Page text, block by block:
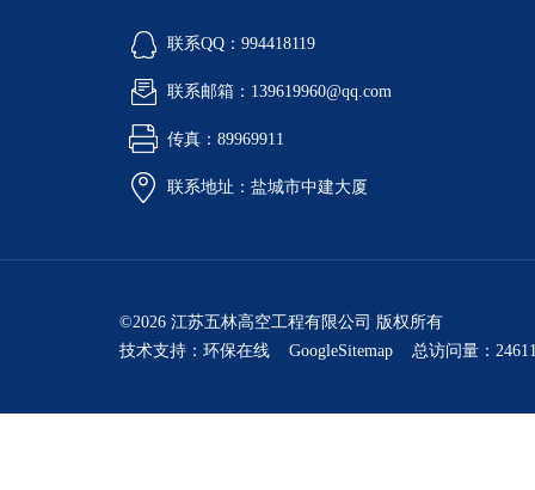
联系QQ：994418119
联系邮箱：139619960@qq.com
传真：89969911
联系地址：盐城市中建大厦
©2026 江苏五林高空工程有限公司 版权所有
技术支持： 环保在线 GoogleSitemap 总访问量：